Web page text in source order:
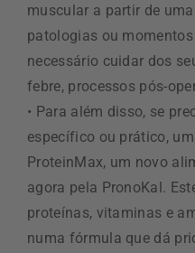
muscular a partir de
patologias ou
necessário cuidar dos
febre, processos pós-
• Para além disso, se
específico ou prático,
ProteinMax, um novo
agora pela PronoKal.
proteínas, vitaminas e
numa fórmula que dá